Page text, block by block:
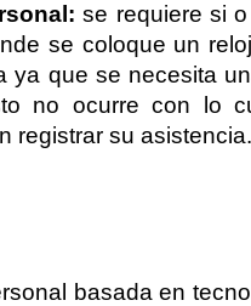
se requiere si
se coloque un
ya que se necesita
no ocurre con lo
registrar su asistencia.
basada en